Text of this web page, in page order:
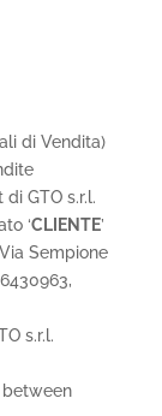
di Vendita)
GTO s.r.l.
‘CLIENTE’
Sempione
s.r.l.